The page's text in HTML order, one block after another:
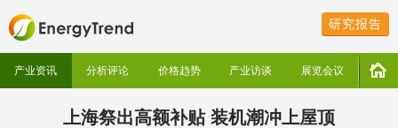
研究报告
产业资讯 分析评论 价格趋势 产业访谈 展览会议
上海祭出高额补贴 装机潮冲上屋顶